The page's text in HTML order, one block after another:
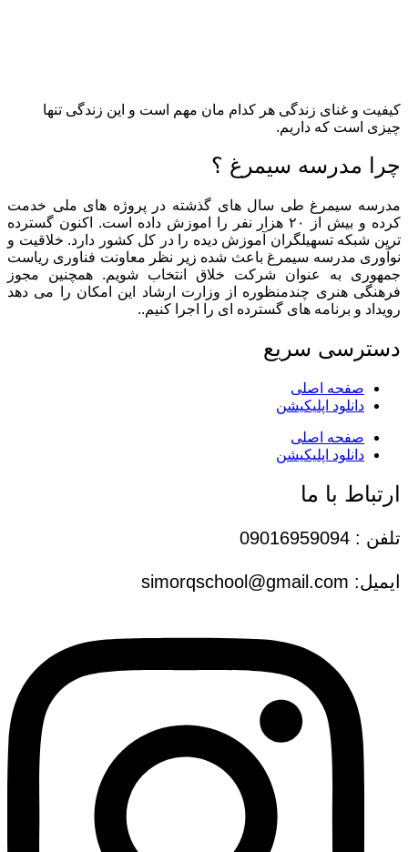
کیفیت و غنای زندگی هر کدام مان مهم است و این زندگی تنها
چیزی است که داریم.
چرا مدرسه سیمرغ ؟
مدرسه سیمرغ طی سال های گذشته در پروژه های ملی خدمت
کرده و بیش از ۲۰ هزار نفر را اموزش داده است. اکنون گسترده
ترین شبکه تسهیلگران آموزش دیده را در کل کشور دارد. خلاقیت و
نوآوری مدرسه سیمرغ باعث شده زیر نظر معاونت فناوری ریاست
جمهوری به عنوان شرکت خلاق انتخاب شویم. همچنین مجوز
فرهنگی هنری چندمنظوره از وزارت ارشاد این امکان را می دهد
رویداد و برنامه های گسترده ای را اجرا کنیم..
دسترسی سریع
صفحه اصلی
دانلود اپلیکیشن
صفحه اصلی
دانلود اپلیکیشن
ارتباط با ما
تلفن : 09016959094
ایمیل: simorqschool@gmail.com